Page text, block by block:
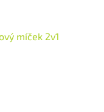
míček 2v1